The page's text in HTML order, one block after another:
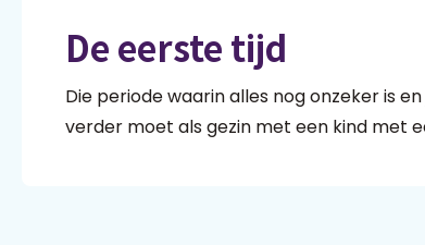
De eerste tijd
Die periode waarin alles nog onzeker is
verder moet als gezin met een kind met